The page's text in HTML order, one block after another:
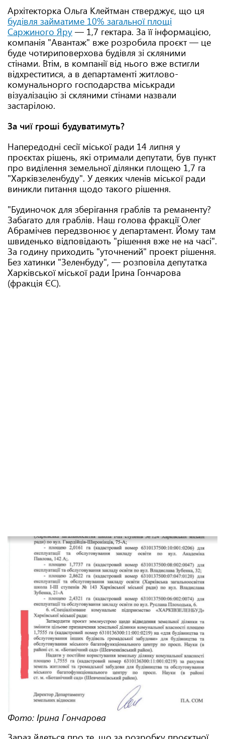
Архітекторка Ольга Клейтман стверджує, що ця
будівля займатиме 10% загальної площі
Саржиного Яру — 1,7 гектара. За її інформацією,
компанія "Авантаж" вже розробила проєкт — це
буде чотириповерхова будівля зі скляними
стінами. Втім, в компанії від нього вже встигли
відхреститися, а в департаменті житлово-
комунальнорго господарства міськради
візуалізацію зі скляними стінами назвали
застарілою.
За чиї гроші будуватимуть?
Напередодні сесії міської ради 14 липня у
проєктах рішень, які отримали депутати, був пункт
про виділення земельної ділянки площею 1,7 га
"Харківзеленбуду". У деяких членів міської ради
виникли питання щодо такого рішення.
"Будиночок для зберігання граблів та реманенту?
Забагато для граблів. Наш голова фракції Олег
Абрамічев передзвонює у департамент. Йому там
швиденько відповідають "рішення вже не на часі".
За годину приходить "уточнений" проект рішення.
Без хатинки "Зеленбуду", — розповіла депутатка
Харківської міської ради Ірина Гончарова
(фракція ЄС).
Фото: Ірина Гончарова